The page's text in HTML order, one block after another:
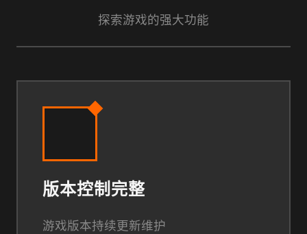
探索游戏的强大功能
版本控制完整
游戏版本持续更新维护